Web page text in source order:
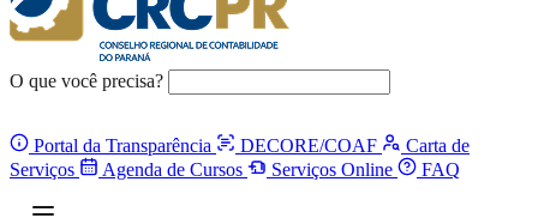
O que você precisa?
Portal da Transparência DECORE/COAF
Carta de
Serviços
Agenda de Cursos Serviços Online FAQ